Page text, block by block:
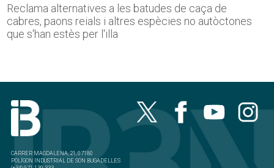
Reclama alternatives a les batudes de caça de
cabres, paons reials i altres espècies no autòctones
que s'han estès per l'illa
CARRER MAGDALENA, 21, 07180
POLÍGON INDUSTRIAL DE SON BUGADELLES